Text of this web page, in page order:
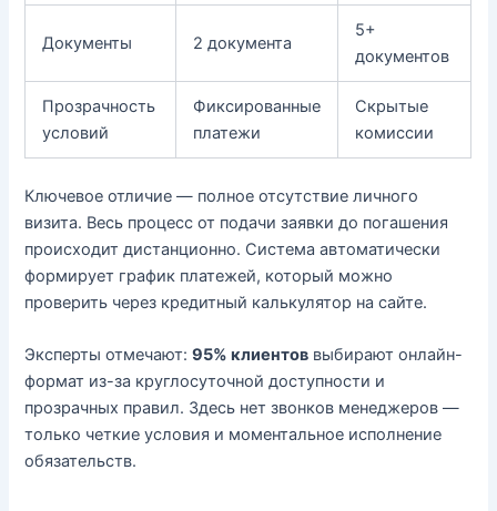
Документы 2 документа
5+
документов
Прозрачность
условий
Фиксированные
платежи
Скрытые
комиссии
Ключевое отличие — полное отсутствие личного
визита. Весь процесс от подачи заявки до погашения
происходит дистанционно. Система автоматически
формирует график платежей, который можно
проверить через кредитный калькулятор на сайте.
Эксперты отмечают:95% клиентов выбирают онлайн-
формат из-за круглосуточной доступности и
прозрачных правил. Здесь нет звонков менеджеров —
только четкие условия и моментальное исполнение
обязательств.